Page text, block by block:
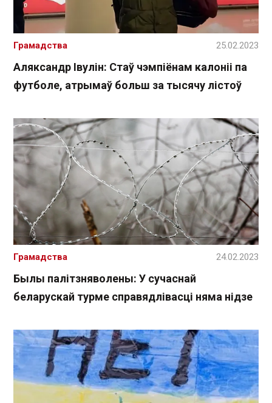
Аляксандр Івулін: Стаў чэмпіёнам калоніі па
футболе, атрымаў больш за тысячу лістоў
Грамадства 25.02.2023
Былы палітзняволены: У сучаснай
беларускай турме справядлівасці няма нідзе
Грамадства 24.02.2023